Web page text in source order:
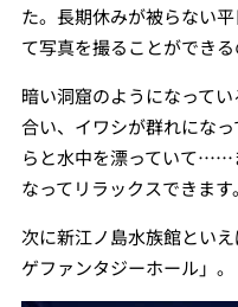
た。長期休みが被らない
て写真を撮ることができる
暗い洞窟のようになって
合い、イワシが群れにな
らと水中を漂っていて……
なってリラックスできます。
次に新江ノ島水族館とい
ゲファンタジーホール」。